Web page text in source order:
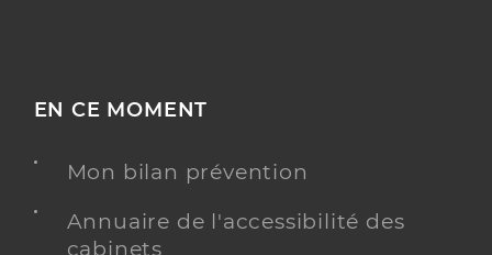
EN CE MOMENT
Mon bilan prévention
Annuaire de l'accessibilité des
cabinets